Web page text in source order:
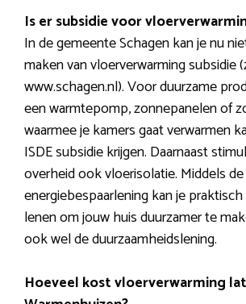
Is er subsidie voor
In de gemeente Schagen kan je nu
maken van vloerverwarming subsidie
www.schagen.nl). Voor duurzame
een warmtepomp, zonnepanelen of
waarmee je kamers gaat verwarmen
ISDE subsidie krijgen. Daarnaast
overheid ook vloerisolatie. Middels de
energiebespaarlening kan je
lenen om jouw huis duurzamer te
ook wel de duurzaamheidslening.
Hoeveel kost vloerverwarming